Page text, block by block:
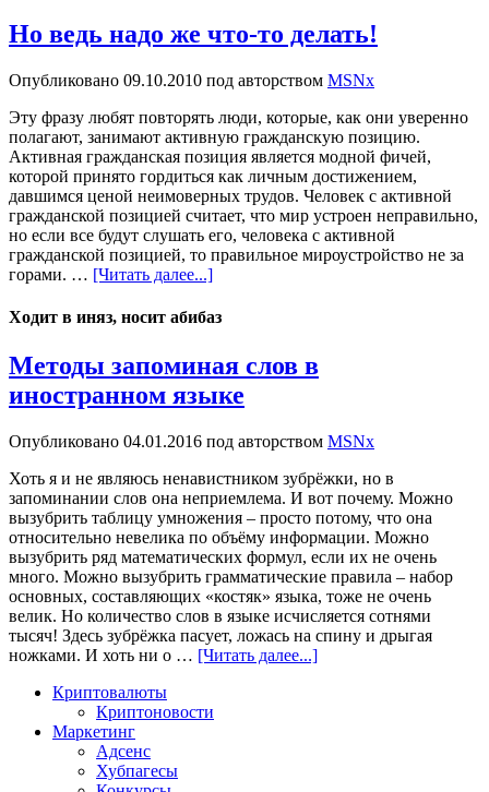
Но ведь надо же что-то делать!
Опубликовано 09.10.2010 под авторством MSNx
Эту фразу любят повторять люди, которые, как они уверенно
полагают, занимают активную гражданскую позицию.
Активная гражданская позиция является модной фичей,
которой принято гордиться как личным достижением,
давшимся ценой неимоверных трудов. Человек с активной
гражданской позицией считает, что мир устроен неправильно,
но если все будут слушать его, человека с активной
гражданской позицией, то правильное мироустройство не за
горами. … [Читать далее...]
Ходит в иняз, носит абибаз
Методы запоминая слов в
иностранном языке
Опубликовано 04.01.2016 под авторством MSNx
Хоть я и не являюсь ненавистником зубрёжки, но в
запоминании слов она неприемлема. И вот почему. Можно
вызубрить таблицу умножения – просто потому, что она
относительно невелика по объёму информации. Можно
вызубрить ряд математических формул, если их не очень
много. Можно вызубрить грамматические правила – набор
основных, составляющих «костяк» языка, тоже не очень
велик. Но количество слов в языке исчисляется сотнями
тысяч! Здесь зубрёжка пасует, ложась на спину и дрыгая
ножками. И хоть ни о … [Читать далее...]
Криптовалюты
Криптоновости
Маркетинг
Адсенс
Хубпагесы